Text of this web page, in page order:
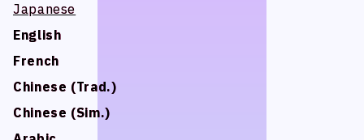
Japanese
English
French
Chinese (Trad.)
Chinese (Sim.)
Japanese
English
French
Chinese (Trad.)
Chinese (Sim.)